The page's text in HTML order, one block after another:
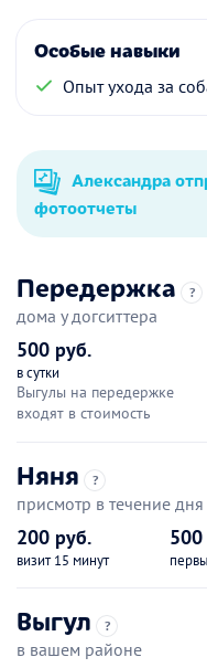
Особые навыки
Опыт ухода за
Александра
фотоотчеты
Передержка ?
дома у догситтера
500 руб.
в сутки
Выгулы на передержке
входят в стоимость
Няня ?
присмотр в течение дня
200 руб.
визит 15 минут
Выгул ?
в вашем районе